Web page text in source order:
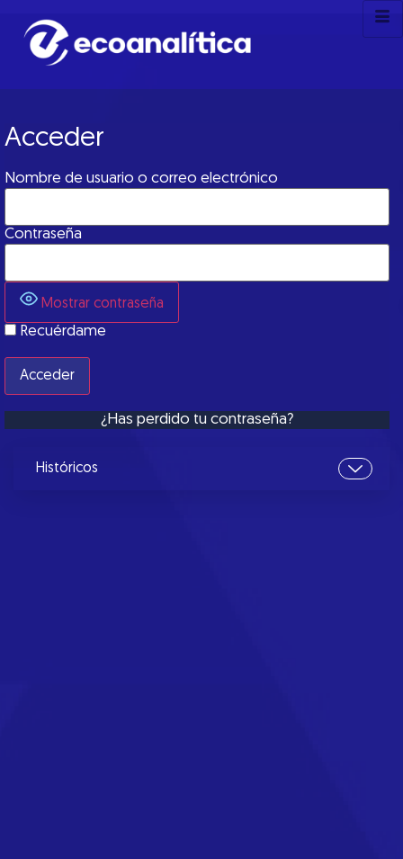
Acceder
Nombre de usuario o correo electrónico
Contraseña
Mostrar contraseña
Recuérdame
¿Has perdido tu contraseña?
Históricos